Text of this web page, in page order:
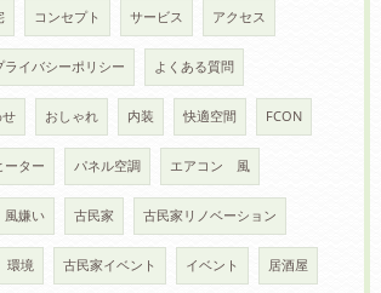
コンセプト サービス アクセス
ライバシーポリシー よくある質問
せ おしゃれ 内装 快適空間 FCON
ーター パネル空調 エアコン 風
風嫌い 古民家 古民家リノベーション
環境 古民家イベント イベント 居酒屋